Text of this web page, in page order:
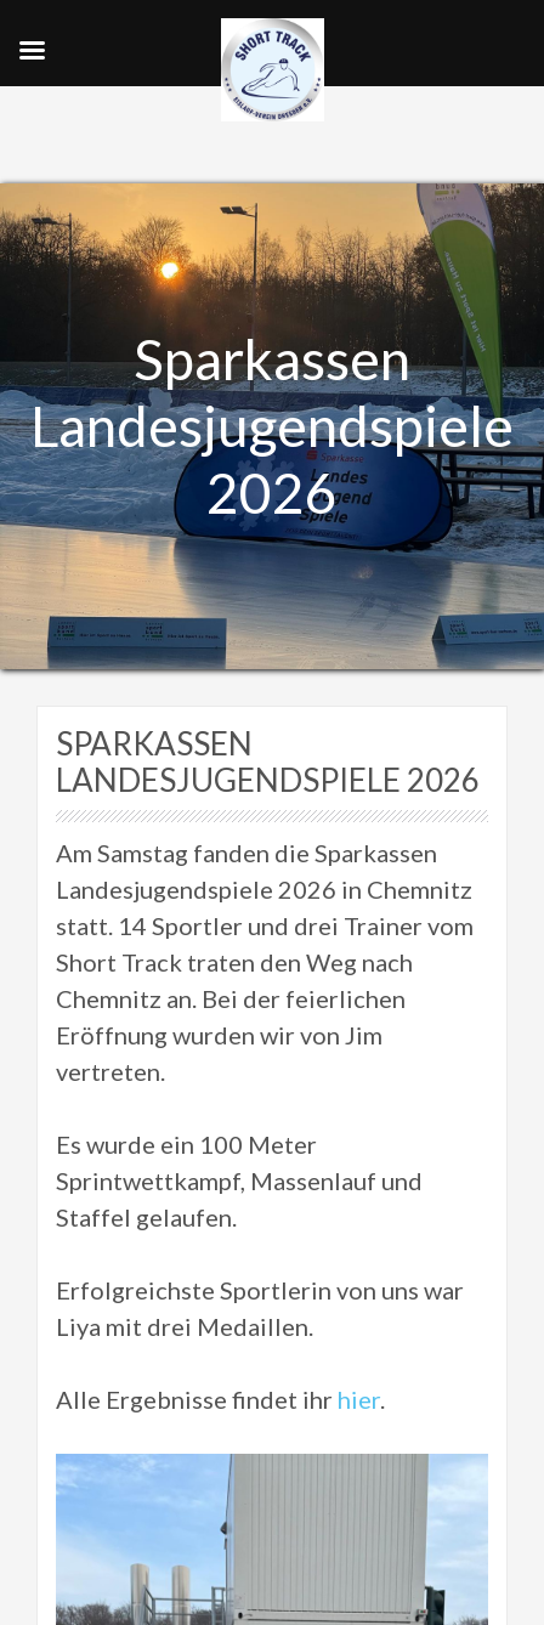
Sparkassen
Landesjugendspiele
2026
SPARKASSEN
LANDESJUGENDSPIELE 2026
Am Samstag fanden die Sparkassen
Landesjugendspiele 2026 in Chemnitz
statt. 14 Sportler und drei Trainer vom
Short Track traten den Weg nach
Chemnitz an. Bei der feierlichen
Eröffnung wurden wir von Jim
vertreten.
Es wurde ein 100 Meter
Sprintwettkampf, Massenlauf und
Staffel gelaufen.
Erfolgreichste Sportlerin von uns war
Liya mit drei Medaillen.
Alle Ergebnisse findet ihr hier.